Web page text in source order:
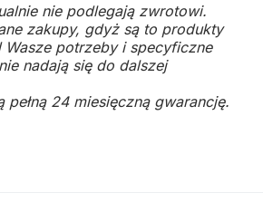
nie podlegają zwrotowi.
zakupy, gdyż są to produkty
Wasze potrzeby i specyficzne
nadają się do dalszej
pełną 24 miesięczną gwarancję.